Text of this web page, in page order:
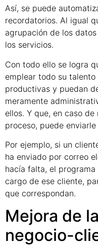
Así, se puede
recordatorios. Al igual
agrupación de los
los servicios.
Con todo ello se logra
emplear todo su
productivas y puedan
meramente
ellos. Y que, en caso
proceso, puede
Por ejemplo, si un
ha enviado por correo
hacía falta, el
cargo de ese cliente,
que correspondan.
Mejora de
negocio-